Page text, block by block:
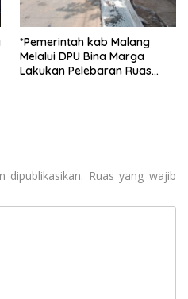
*Pemerintah kab Malang
Melalui DPU Bina Marga
Lakukan Pelebaran Ruas
dipublikasikan. Ruas yang wajib